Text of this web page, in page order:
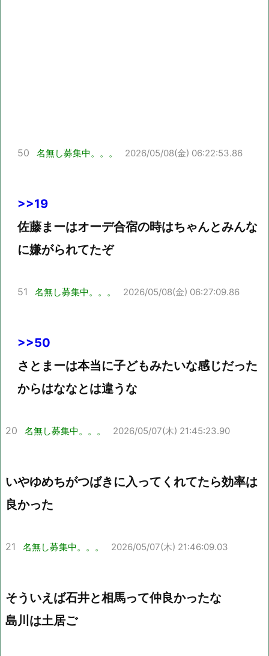
50 名無し募集中。。。 2026/05/08(金) 06:22:53.86
>>19
佐藤まーはオーデ合宿の時はちゃんとみんな
に嫌がられてたぞ
51 名無し募集中。。。 2026/05/08(金) 06:27:09.86
>>50
さとまーは本当に子どもみたいな感じだった
からはななとは違うな
20 名無し募集中。。。 2026/05/07(木) 21:45:23.90
いやゆめちがつばきに入ってくれてたら効率は
良かった
21 名無し募集中。。。 2026/05/07(木) 21:46:09.03
そういえば石井と相馬って仲良かったな
島川は土居ご